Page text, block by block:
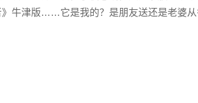
牛津版……它是我的？是朋友送还是老婆从